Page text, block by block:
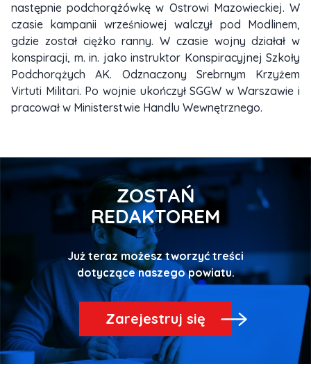
następnie podchorążówkę w Ostrowi Mazowieckiej. W
czasie kampanii wrześniowej walczył pod Modlinem,
gdzie został ciężko ranny. W czasie wojny działał w
konspiracji, m. in. jako instruktor Konspiracyjnej Szkoły
Podchorążych AK. Odznaczony Srebrnym Krzyżem
Virtuti Militari. Po wojnie ukończył SGGW w Warszawie i
pracował w Ministerstwie Handlu Wewnętrznego.
ZOSTAŃ
REDAKTOREM
Już teraz możesz tworzyć treści
dotyczące naszego powiatu.
Zarejestruj się